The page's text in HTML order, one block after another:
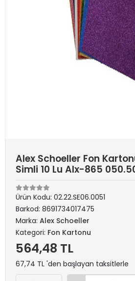
Alex Schoeller Fon
Simli 10 Lu Alx-865
Ürün Kodu: 02.22.SE06.0051
Barkod: 8691734017475
Marka: Alex Schoeller
Kategori: Fon Kartonu
564,48 TL
67,74 TL 'den başlayan taksitlerle